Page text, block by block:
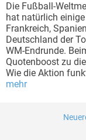
Die Fußball-
hat natürlich
Frankreich,
Deutschland der
WM-Endrunde.
Quotenboost zu
Wie die Aktion
mehr